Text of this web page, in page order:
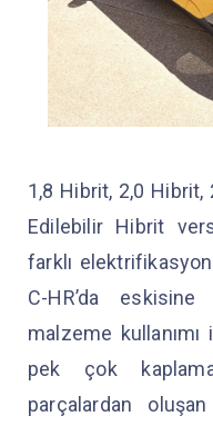
1,8 Hibrit, 2,0
Edilebilir Hibrit
farklı
C-HR’da
malzeme kullanımı
pek çok
parçalardan